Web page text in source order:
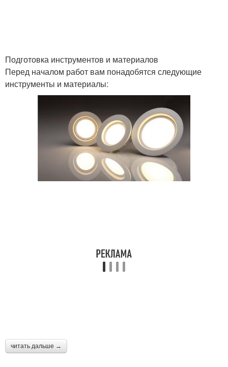
Подготовка инструментов и материалов
Перед началом работ вам понадобятся следующие
инструменты и материалы:
читать дальше →